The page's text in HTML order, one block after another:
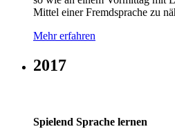
Mittel einer Fremdsprache zu
Mehr erfahren
2017
Spielend Sprache lernen